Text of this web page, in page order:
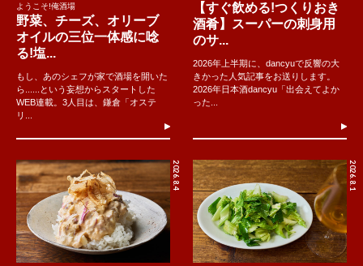
ようこそ!俺酒場
野菜、チーズ、オリーブ
オイルの三位一体感に唸
る!塩...
もし、あのシェフが家で酒場を開いた
ら......という妄想からスタートした
WEB連載。3人目は、鎌倉「オステ
リ...
【すぐ飲める!つくりおき
酒肴】スーパーの刺身用
のサ...
2026年上半期に、dancyuで反響の大
きかった人気記事をお送りします。
2026年日本酒dancyu「出会えてよか
った...
2026.8.4 2026.8.1